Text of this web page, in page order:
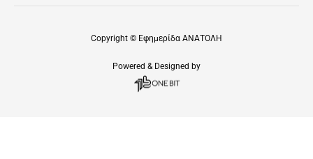
Copyright © Εφημερίδα ΑΝΑΤΟΛΗ
Powered & Designed by